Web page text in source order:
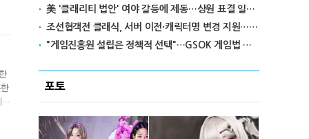
美 '클래리티 법안' 여야 갈등에 제동…상원 표결 일정 불투명
조선협객전 클래식, 서버 이전·캐릭터명 변경 지원…'역질의 들판' 콘텐츠 확장
"게임진흥원 설립은 정책적 선택"…GSOK 게임법 전부개정안 포럼서 제기
포토